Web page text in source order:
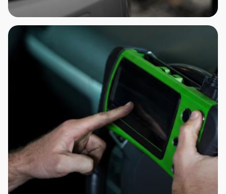
Комплексная мойка автомобиля, химчистка
салона,багажника, обезжиривание кузова,
очистка чистящей глиной, чистка и полировка
колёсных дисков,нанесение прогрессивных
защитных покрытий (нанокерамика, воск,
антидождь) - мы любим заботиться о внешнем
виде вашего автомобиля.